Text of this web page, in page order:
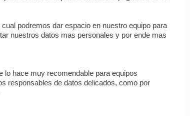
podremos dar espacio en nuestro equipo para
nuestros datos mas personales y por ende mas
lo hace muy recomendable para equipos
responsables de datos delicados, como por